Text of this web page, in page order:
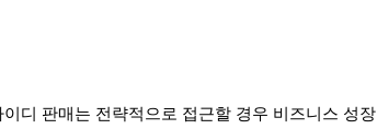
디 판매는 전략적으로 접근할 경우 비즈니스 성장